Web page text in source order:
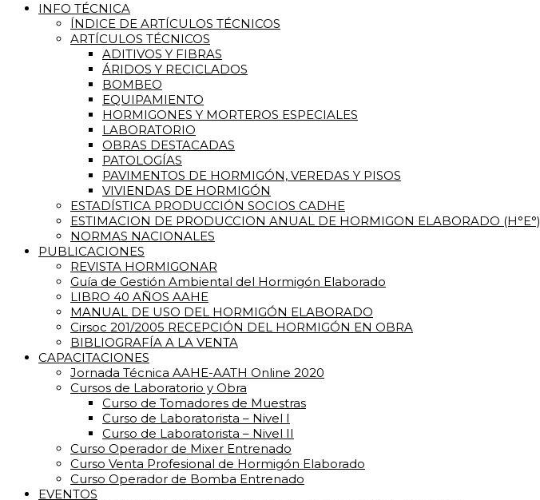
INFO TÉCNICA
ÍNDICE DE ARTÍCULOS TÉCNICOS
ARTÍCULOS TÉCNICOS
ADITIVOS Y FIBRAS
ÁRIDOS Y RECICLADOS
BOMBEO
EQUIPAMIENTO
HORMIGONES Y MORTEROS ESPECIALES
LABORATORIO
OBRAS DESTACADAS
PATOLOGÍAS
PAVIMENTOS DE HORMIGÓN, VEREDAS Y PISOS
VIVIENDAS DE HORMIGÓN
ESTADÍSTICA PRODUCCIÓN SOCIOS CADHE
ESTIMACION DE PRODUCCION ANUAL DE HORMIGON ELABORADO (H°E°)
NORMAS NACIONALES
PUBLICACIONES
REVISTA HORMIGONAR
Guía de Gestión Ambiental del Hormigón Elaborado
LIBRO 40 AÑOS AAHE
MANUAL DE USO DEL HORMIGÓN ELABORADO
Cirsoc 201/2005 RECEPCIÓN DEL HORMIGÓN EN OBRA
BIBLIOGRAFÍA A LA VENTA
CAPACITACIONES
Jornada Técnica AAHE-AATH Online 2020
Cursos de Laboratorio y Obra
Curso de Tomadores de Muestras
Curso de Laboratorista – Nivel I
Curso de Laboratorista – Nivel II
Curso Operador de Mixer Entrenado
Curso Venta Profesional de Hormigón Elaborado
Curso Operador de Bomba Entrenado
EVENTOS